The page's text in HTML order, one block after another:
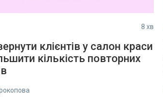
8 хв
клієнтів у салон краси
кількість повторних